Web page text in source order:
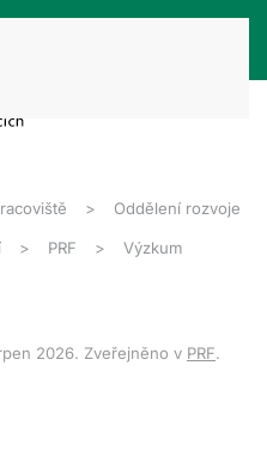
Oddělení rozvoje
PRF Výzkum
2026. Zveřejněno v PRF.